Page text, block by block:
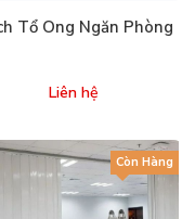
Tổ Ong Ngăn Phòng
Liên hệ
Còn Hàng